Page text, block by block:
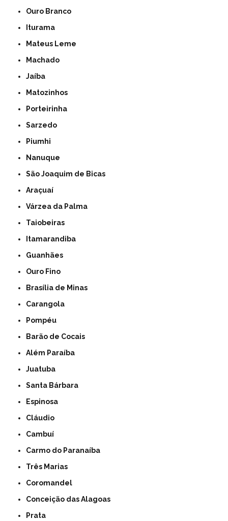
Ouro Branco
Iturama
Mateus Leme
Machado
Jaíba
Matozinhos
Porteirinha
Sarzedo
Piumhi
Nanuque
São Joaquim de Bicas
Araçuaí
Várzea da Palma
Taiobeiras
Itamarandiba
Guanhães
Ouro Fino
Brasília de Minas
Carangola
Pompéu
Barão de Cocais
Além Paraíba
Juatuba
Santa Bárbara
Espinosa
Cláudio
Cambuí
Carmo do Paranaíba
Três Marias
Coromandel
Conceição das Alagoas
Prata